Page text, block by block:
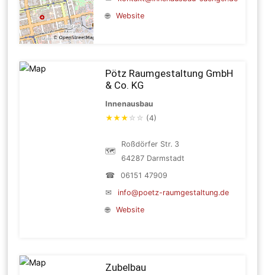
🌐
Website
Pötz Raumgestaltung GmbH
& Co. KG
Innenausbau
★★★ ☆ ☆ (4)
🗺
Roßdörfer Str. 3
64287 Darmstadt
☎
06151 47909
✉
info@poetz-raumgestaltung.de
🌐
Website
Zubelbau